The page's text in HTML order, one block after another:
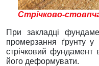
Стрічково-
При закладці
промерзання ґрунту у
стрічковий фундамент
його деформувати.